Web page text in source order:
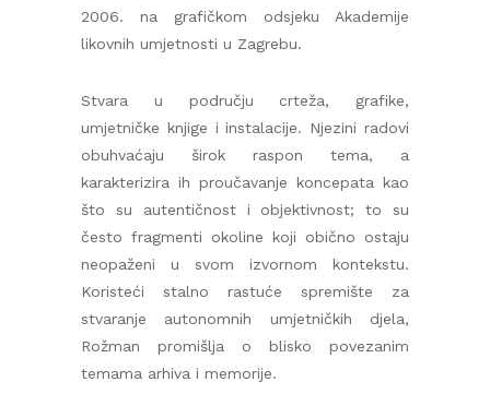
2006. na grafičkom odsjeku Akademije
likovnih umjetnosti u Zagrebu.
Stvara u području crteža, grafike,
umjetničke knjige i instalacije. Njezini radovi
obuhvaćaju širok raspon tema, a
karakterizira ih proučavanje koncepata kao
što su autentičnost i objektivnost; to su
često fragmenti okoline koji obično ostaju
neopaženi u svom izvornom kontekstu.
Koristeći stalno rastuće spremište za
stvaranje autonomnih umjetničkih djela,
Rožman promišlja o blisko povezanim
temama arhiva i memorije.